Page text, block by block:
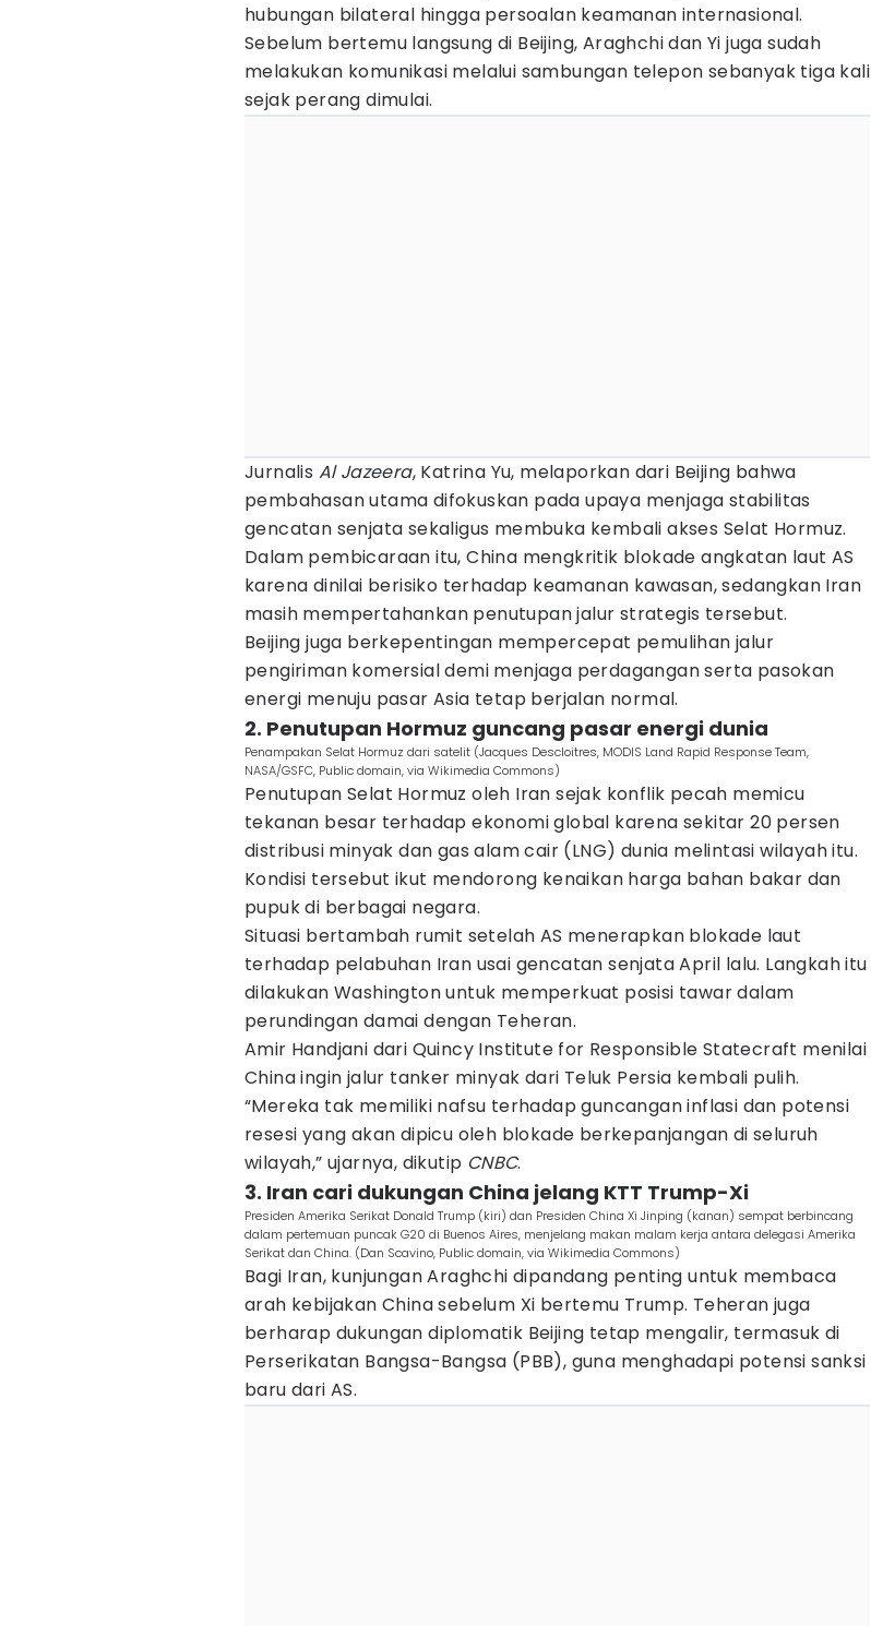
hubungan bilateral hingga persoalan keamanan internasional.
Sebelum bertemu langsung di Beijing, Araghchi dan Yi juga sudah
melakukan komunikasi melalui sambungan telepon sebanyak tiga kali
sejak perang dimulai.
Jurnalis Al Jazeera, Katrina Yu, melaporkan dari Beijing bahwa
pembahasan utama difokuskan pada upaya menjaga stabilitas
gencatan senjata sekaligus membuka kembali akses Selat Hormuz.
Dalam pembicaraan itu, China mengkritik blokade angkatan laut AS
karena dinilai berisiko terhadap keamanan kawasan, sedangkan Iran
masih mempertahankan penutupan jalur strategis tersebut.
Beijing juga berkepentingan mempercepat pemulihan jalur
pengiriman komersial demi menjaga perdagangan serta pasokan
energi menuju pasar Asia tetap berjalan normal.
2. Penutupan Hormuz guncang pasar energi dunia
Penampakan Selat Hormuz dari satelit (Jacques Descloitres, MODIS Land Rapid Response Team,
NASA/GSFC, Public domain, via Wikimedia Commons)
Penutupan Selat Hormuz oleh Iran sejak konflik pecah memicu
tekanan besar terhadap ekonomi global karena sekitar 20 persen
distribusi minyak dan gas alam cair (LNG) dunia melintasi wilayah itu.
Kondisi tersebut ikut mendorong kenaikan harga bahan bakar dan
pupuk di berbagai negara.
Situasi bertambah rumit setelah AS menerapkan blokade laut
terhadap pelabuhan Iran usai gencatan senjata April lalu. Langkah itu
dilakukan Washington untuk memperkuat posisi tawar dalam
perundingan damai dengan Teheran.
Amir Handjani dari Quincy Institute for Responsible Statecraft menilai
China ingin jalur tanker minyak dari Teluk Persia kembali pulih.
“Mereka tak memiliki nafsu terhadap guncangan inflasi dan potensi
resesi yang akan dipicu oleh blokade berkepanjangan di seluruh
wilayah,” ujarnya, dikutip CNBC.
3. Iran cari dukungan China jelang KTT Trump-Xi
Presiden Amerika Serikat Donald Trump (kiri) dan Presiden China Xi Jinping (kanan) sempat berbincang
dalam pertemuan puncak G20 di Buenos Aires, menjelang makan malam kerja antara delegasi Amerika
Serikat dan China. (Dan Scavino, Public domain, via Wikimedia Commons)
Bagi Iran, kunjungan Araghchi dipandang penting untuk membaca
arah kebijakan China sebelum Xi bertemu Trump. Teheran juga
berharap dukungan diplomatik Beijing tetap mengalir, termasuk di
Perserikatan Bangsa-Bangsa (PBB), guna menghadapi potensi sanksi
baru dari AS.